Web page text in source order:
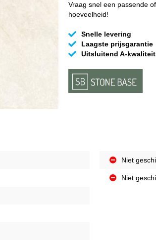
Vraag snel een passende
hoeveelheid!
Snelle levering
Laagste prijsgarantie
Uitsluitend A-kwaliteit
Niet
Niet